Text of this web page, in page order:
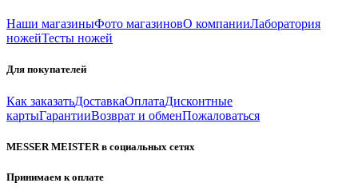
Наши магазиныФото магазиновО компанииЛаборатория
ножейТесты ножей
Для покупателей
Как заказатьДоставкаОплатаДисконтные
картыГарантииВозврат и обменПожаловаться
MESSER MEISTER в социальных сетях
Принимаем к оплате